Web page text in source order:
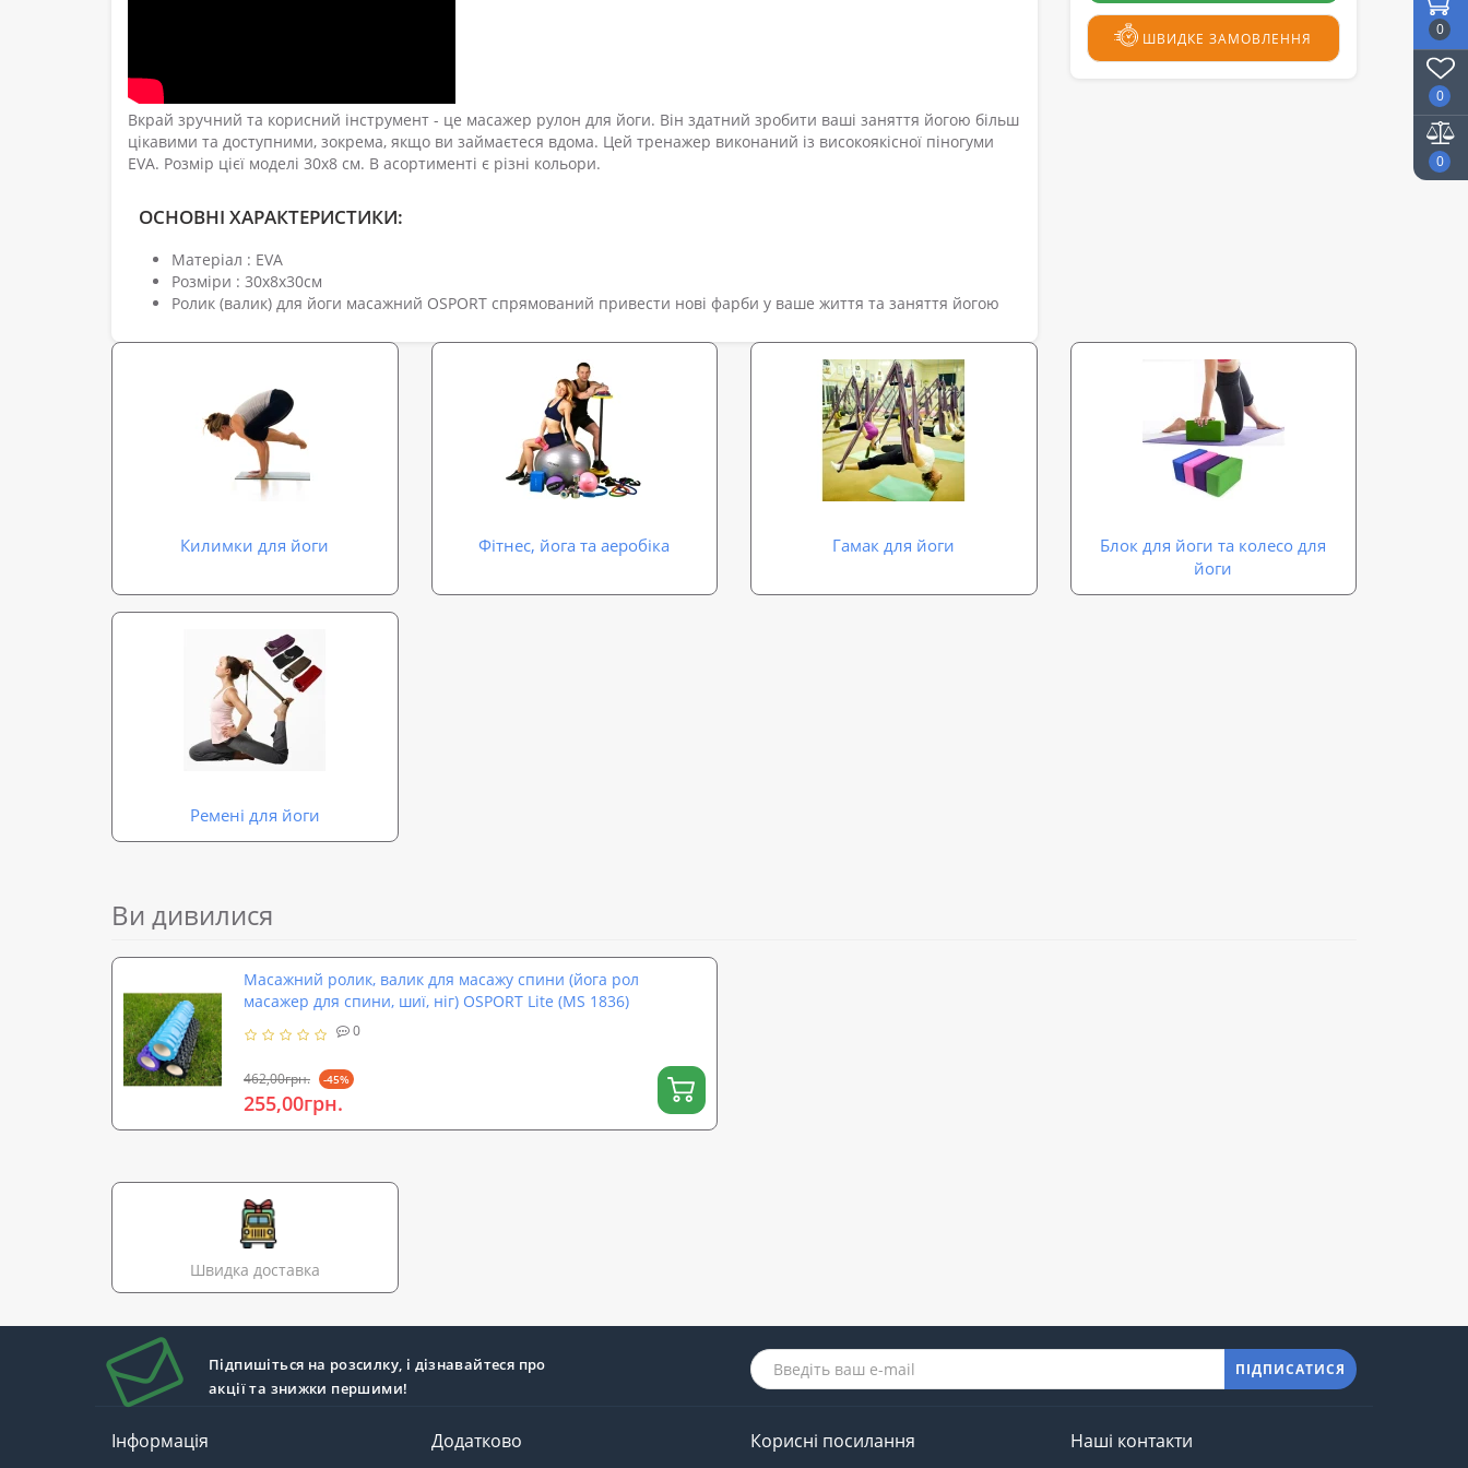
0
0
0
Вкрай зручний та корисний інструмент - це масажер рулон для йоги. Він здатний зробити ваші заняття йогою більш
цікавими та доступними, зокрема, якщо ви займаєтеся вдома. Цей тренажер виконаний із високоякісної піногуми
EVA. Розмір цієї моделі 30x8 см. В асортименті є різні кольори.
ОСНОВНІ ХАРАКТЕРИСТИКИ:
Матеріал : EVA
Розміри : 30х8х30см
Ролик (валик) для йоги масажний OSPORT спрямований привести нові фарби у ваше життя та заняття йогою
ШВИДКЕ ЗАМОВЛЕННЯ
Килимки для йоги Фітнес, йога та аеробіка Гамак для йоги
Блок для йоги та колесо для
йоги
Ремені для йоги
Ви дивилися
Масажний ролик, валик для масажу спини (йога рол
масажер для спини, шиї, ніг) OSPORT Lite (MS 1836)
0
462,00грн. -45%
255,00грн.
Швидка доставка
Підпишіться на розсилку, і дізнавайтеся про
акції та знижки першими!
ПІДПИСАТИСЯ
Інформація Додатково Корисні посилання Наші контакти